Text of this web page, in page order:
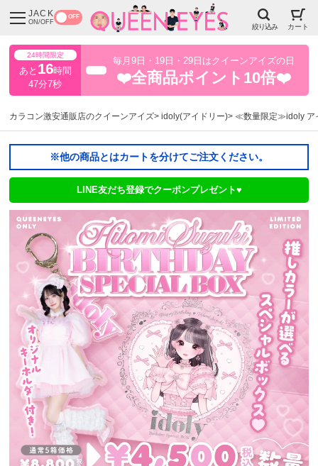
JACK
ON/OFF
OFF
絞り込み カート
24時間限定
あと 16時間
47分6秒
毎月9日・19日・29日はクイーンアイズの日
❤️全商品ポイント10倍❤️
カラコン激安通販店のクイーンアイズ idoly(アイドリー) ≪数量限定≫idoly ア
※他の商品とはカートを分けてご注文ください。
LINE友だち登録でクーポンプレゼント♥